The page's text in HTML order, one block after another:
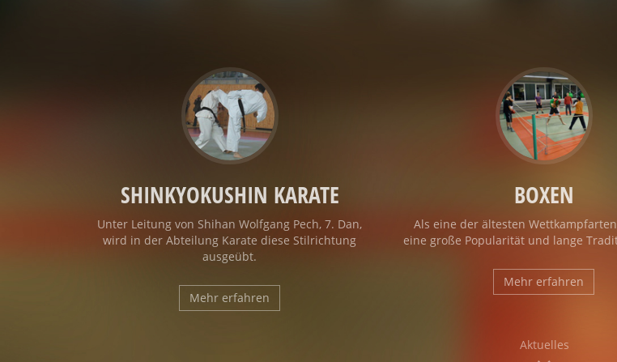
SHINKYOKUSHIN KARATE
Unter Leitung von Shihan Wolfgang Pech, 7. Dan,
wird in der Abteilung Karate diese Stilrichtung
ausgeübt.
Mehr erfahren
BOXEN
Als eine der ältesten
eine große Popularität und lange
Mehr erfahren
Aktuelles